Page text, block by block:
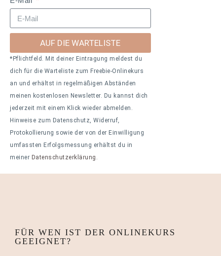
AUF DIE WARTELISTE
*Pflichtfeld. Mit deiner Eintragung meldest du
dich für die Warteliste zum Freebie-Onlinekurs
an und erhältst in regelmäßigen Abständen
meinen kostenlosen Newsletter. Du kannst dich
jederzeit mit einem Klick wieder abmelden.
Hinweise zum Datenschutz, Widerruf,
Protokollierung sowie der von der Einwilligung
umfassten Erfolgsmessung erhältst du in
meiner Datenschutzerklärung.
FÜR WEN IST DER ONLINEKURS
GEEIGNET?